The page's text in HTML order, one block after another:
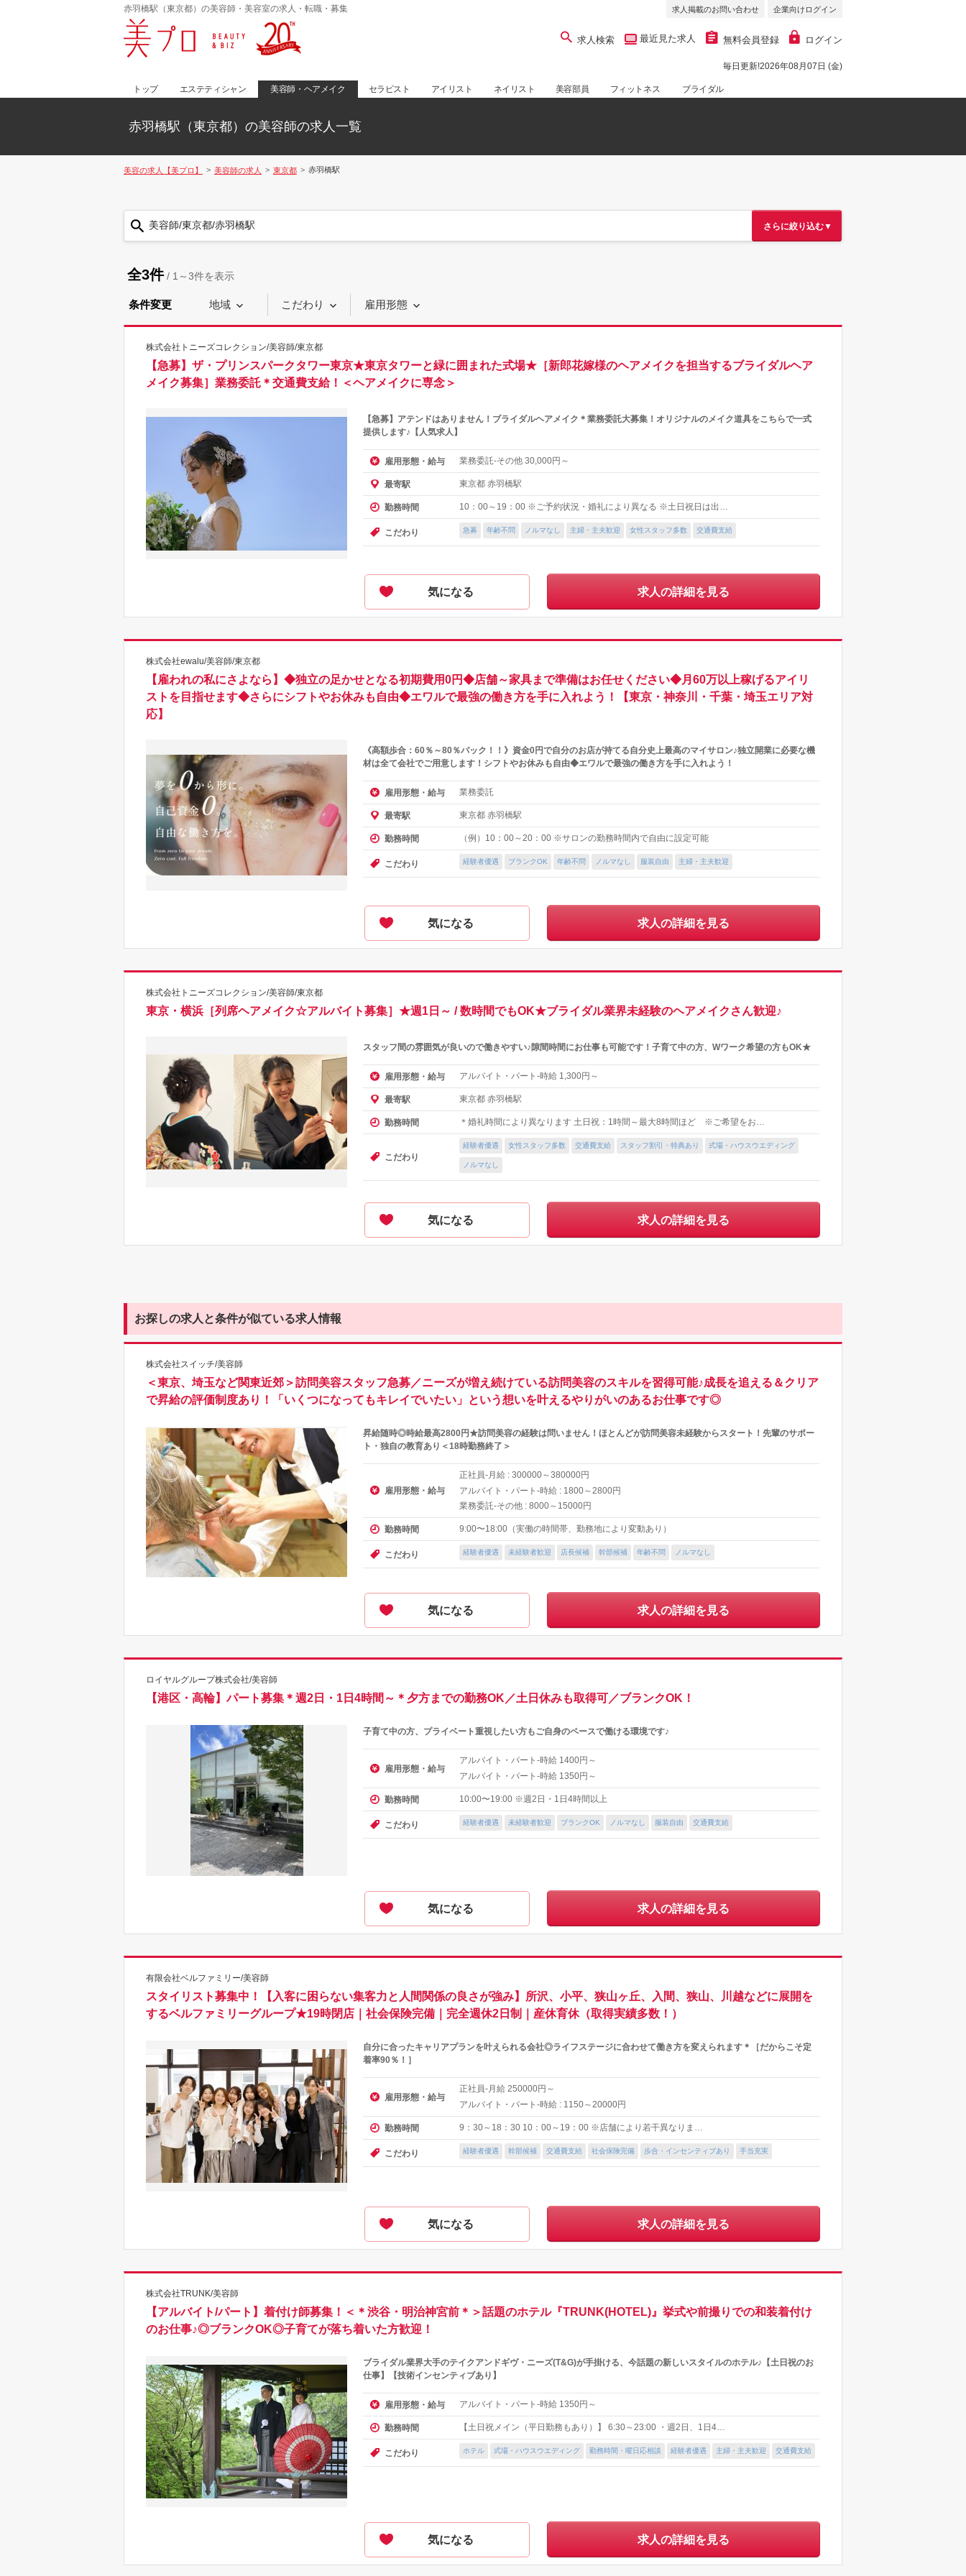
赤羽橋駅（東京都）の美容師・美容室の求人・転職・募集 求人掲載のお問い合わせ 企業向けログイン
求人検索 最近見た求人 無料会員登録 ログイン
毎日更新!2026年08月07日 (金)
トップ エステティシャン 美容師・ヘアメイク セラピスト アイリスト ネイリスト 美容部員 フィットネス ブライダル
赤羽橋駅（東京都）の美容師の求人一覧
美容の求人【美プロ】 美容師の求人 東京都 赤羽橋駅
美容師/東京都/赤羽橋駅 さらに絞り込む▼
全3件/ 1～3件を表示
条件変更 地域 こだわり 雇用形態
株式会社トニーズコレクション/美容師/東京都
【急募】ザ・プリンスパークタワー東京★東京タワーと緑に囲まれた式場★［新郎花嫁様のヘアメイクを担当するブライダルヘア
メイク募集］業務委託＊交通費支給！＜ヘアメイクに専念＞
【急募】アテンドはありません！ブライダルヘアメイク＊業務委託大募集！オリジナルのメイク道具をこちらで一式
提供します♪【人気求人】
雇用形態・給与 業務委託-その他 30,000円～
最寄駅 東京都 赤羽橋駅
勤務時間 10：00～19：00 ※ご予約状況・婚礼により異なる ※土日祝日は出…
こだわり 急募 年齢不問 ノルマなし 主婦・主夫歓迎 女性スタッフ多数 交通費支給
気になる 求人の詳細を見る
株式会社ewalu/美容師/東京都
【雇われの私にさよなら】◆独立の足かせとなる初期費用0円◆店舗～家具まで準備はお任せください◆月60万以上稼げるアイリ
ストを目指せます◆さらにシフトやお休みも自由◆エワルで最強の働き方を手に入れよう！【東京・神奈川・千葉・埼玉エリア対
応】
《高額歩合：60％～80％バック！！》資金0円で自分のお店が持てる自分史上最高のマイサロン♪独立開業に必要な機
材は全て会社でご用意します！シフトやお休みも自由◆エワルで最強の働き方を手に入れよう！
雇用形態・給与 業務委託
最寄駅 東京都 赤羽橋駅
勤務時間 （例）10：00～20：00 ※サロンの勤務時間内で自由に設定可能
こだわり 経験者優遇 ブランクOK 年齢不問 ノルマなし 服装自由 主婦・主夫歓迎
気になる 求人の詳細を見る
株式会社トニーズコレクション/美容師/東京都
東京・横浜［列席ヘアメイク☆アルバイト募集］★週1日～ / 数時間でもOK★ブライダル業界未経験のヘアメイクさん歓迎♪
スタッフ間の雰囲気が良いので働きやすい♪隙間時間にお仕事も可能です！子育て中の方、Wワーク希望の方もOK★
雇用形態・給与 アルバイト・パート-時給 1,300円～
最寄駅 東京都 赤羽橋駅
勤務時間 ＊婚礼時間により異なります 土日祝：1時間～最大8時間ほど ※ご希望をお…
こだわり
経験者優遇 女性スタッフ多数 交通費支給 スタッフ割引・特典あり 式場・ハウスウエディング
ノルマなし
気になる 求人の詳細を見る
お探しの求人と条件が似ている求人情報
株式会社スイッチ/美容師
＜東京、埼玉など関東近郊＞訪問美容スタッフ急募／ニーズが増え続けている訪問美容のスキルを習得可能♪成長を追える＆クリア
で昇給の評価制度あり！「いくつになってもキレイでいたい」という想いを叶えるやりがいのあるお仕事です◎
昇給随時◎時給最高2800円★訪問美容の経験は問いません！ほとんどが訪問美容未経験からスタート！先輩のサポー
ト・独自の教育あり＜18時勤務終了＞
雇用形態・給与
正社員-月給 : 300000～380000円
アルバイト・パート-時給 : 1800～2800円
業務委託-その他 : 8000～ 15000円
勤務時間 9:00〜18:00（実働の時間帯、勤務地により変動あり）
こだわり 経験者優遇 未経験者歓迎 店長候補 幹部候補 年齢不問 ノルマなし
気になる 求人の詳細を見る
ロイヤルグループ株式会社/美容師
【港区・高輪】パート募集＊週2日・1日4時間～＊夕方までの勤務OK／土日休みも取得可／ブランクOK！
子育て中の方、プライベート重視したい方もご自身のペースで働ける環境です♪
雇用形態・給与
アルバイト・パート-時給 1400円～
アルバイト・パート-時給 1350円～
勤務時間 10:00〜19:00 ※週2日・1日4時間以上
こだわり 経験者優遇 未経験者歓迎 ブランクOK ノルマなし 服装自由 交通費支給
気になる 求人の詳細を見る
有限会社ベルファミリー/美容師
スタイリスト募集中！【入客に困らない集客力と人間関係の良さが強み】所沢、小平、狭山ヶ丘、入間、狭山、川越などに展開を
するベルファミリーグループ★19時閉店｜社会保険完備｜完全週休2日制｜産休育休（取得実績多数！）
自分に合ったキャリアプランを叶えられる会社◎ライフステージに合わせて働き方を変えられます＊［だからこそ定
着率90％！］
雇用形態・給与
正社員-月給 250000円～
アルバイト・パート-時給 : 1150～20000円
勤務時間 9：30～18：30 10：00～19：00 ※店舗により若干異なりま…
こだわり 経験者優遇 幹部候補 交通費支給 社会保険完備 歩合・インセンティブあり 手当充実
気になる 求人の詳細を見る
株式会社TRUNK/美容師
【アルバイト/パート】着付け師募集！＜＊渋谷・明治神宮前＊＞話題のホテル『TRUNK(HOTEL)』挙式や前撮りでの和装着付け
のお仕事♪◎ブランクOK◎子育てが落ち着いた方歓迎！
ブライダル業界大手のテイクアンドギヴ・ニーズ(T&G)が手掛ける、今話題の新しいスタイルのホテル♪【土日祝のお
仕事】【技術インセンティブあり】
雇用形態・給与 アルバイト・パート-時給 1350円～
勤務時間 【土日祝メイン（平日勤務もあり）】 6:30～23:00 ・週2日、1日4…
こだわり ホテル 式場・ハウスウエディング 勤務時間・曜日応相談 経験者優遇 主婦・主夫歓迎 交通費支給
気になる 求人の詳細を見る